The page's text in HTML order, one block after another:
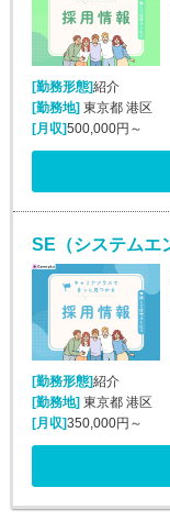
[勤務形態]紹介
[勤務地] 東京都 港区
[月収]500,000円～
[勤務形態]紹介
[勤務地]東京都 港区
[月収]350,000円～